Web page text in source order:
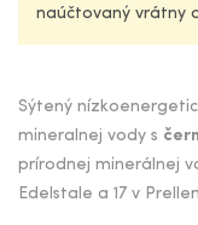
naúčtovaný vrátny
Sýtený
mineralnej vody s
prírodnej minerálnej
Edelstale a 17 v